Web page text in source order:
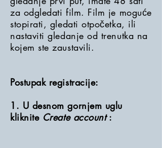
za odgledati film. Film je moguće
stopirati, gledati otpočetka, ili
nastaviti gledanje od trenutka na
kojem ste zaustavili.
Postupak registracije:
1. U desnom gornjem uglu
kliknite Create account: